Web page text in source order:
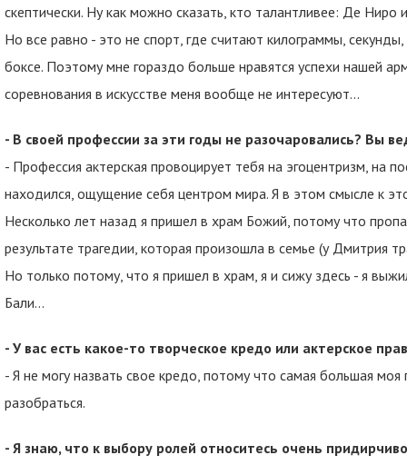
скептически. Ну как можно сказать, кто талантливее: Де Ниро
Но все равно - это не спорт, где считают килограммы,
боксе. Поэтому мне гораздо больше нравятся успехи нашей
соревнования в искусстве меня вообще не интересуют...
- В своей профессии за эти годы не разочаровались? Вы
- Профессия актерская провоцирует тебя на эгоцентризм, на
находился, ощущение себя центром мира. Я в этом смысле к
Несколько лет назад я пришел в храм Божий, потому что
результате трагедии, которая произошла в семье (у Дмитрия
Но только потому, что я пришел в храм, я и сижу здесь - я
Бали…
- У вас есть какое-то творческое кредо или актерское
- Я не могу назвать свое кредо, потому что самая большая
разобраться.
- Я знаю, что к выбору ролей относитесь очень